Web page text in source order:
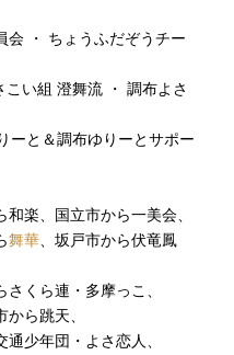
会 ・ ちょうふだぞうチー
こい組 澄舞流 ・ 調布よさ
ーと＆調布ゆりーとサポー
楽、国立市から一美会、
舞華、坂戸市から伏竜鳳
くら連・多摩っこ、
ら跳天、
少年団・よさ恋人、